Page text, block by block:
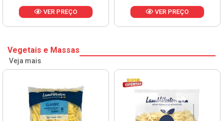
VER PREÇO VER PREÇO
Vegetais e Massas
Veja mais